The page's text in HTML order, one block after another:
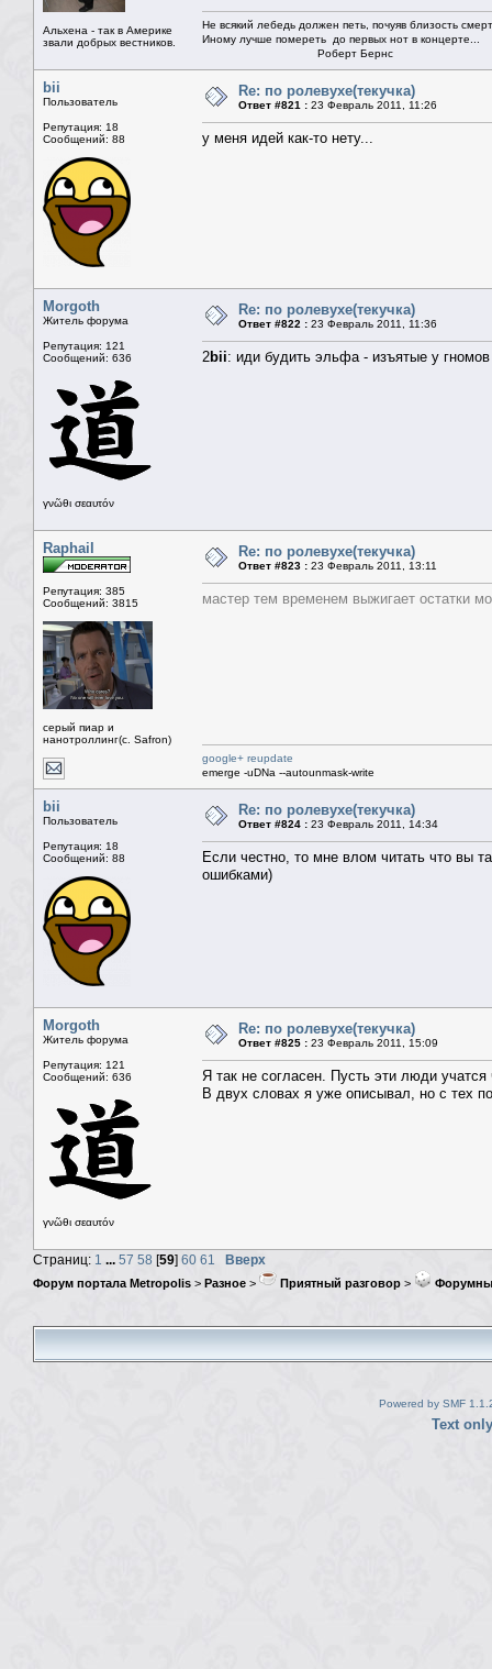
Альхена - так в Америке
звали добрых вестников.
Не всякий лебедь должен петь, почуяв близость
Иному лучше помереть до первых нот в концерте...
Роберт Бернс
bii
Пользователь
Репутация: 18
Сообщений: 88
Re: по ролевухе(текучка)
Ответ #821 : 23 Февраль 2011, 11:26
у меня идей как-то нету...
Morgoth
Житель форума
Репутация: 121
Сообщений: 636
γνῶθι σεαυτόν
Re: по ролевухе(текучка)
Ответ #822 : 23 Февраль 2011, 11:36
2bii: иди будить эльфа - изъятые у
Raphail
Репутация: 385
Сообщений: 3815
серый пиар и
нанотроллинг(с. Safron)
Re: по ролевухе(текучка)
Ответ #823 : 23 Февраль 2011, 13:11
мастер тем временем выжигает остатки
google+ reupdate
emerge -uDNa --autounmask-write
bii
Пользователь
Репутация: 18
Сообщений: 88
Re: по ролевухе(текучка)
Ответ #824 : 23 Февраль 2011, 14:34
Если честно, то мне влом читать что вы
ошибками)
Morgoth
Житель форума
Репутация: 121
Сообщений: 636
γνῶθι σεαυτόν
Re: по ролевухе(текучка)
Ответ #825 : 23 Февраль 2011, 15:09
Я так не согласен. Пусть эти люди учатся
В двух словах я уже описывал, но с тех
Страниц: 1 ... 57 58 [59] 60 61 Вверх
Форум портала Metropolis > Разное > Приятный разговор >
Powered by SMF
Text